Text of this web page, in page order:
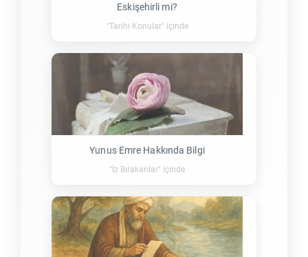
Eskişehirli mi?
"Tarihi Konular" içinde
Yunus Emre Hakkında Bilgi
"İz Bırakanlar" içinde